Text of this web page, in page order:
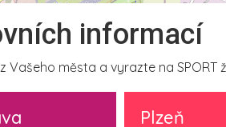
informací
města a vyrazte na SPORT
Plzeň